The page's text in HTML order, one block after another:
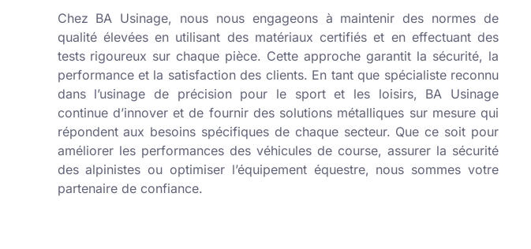
Chez BA Usinage, nous nous engageons à maintenir des normes de
qualité élevées en utilisant des matériaux certifiés et en effectuant des
tests rigoureux sur chaque pièce. Cette approche garantit la sécurité, la
performance et la satisfaction des clients. En tant que spécialiste reconnu
dans l’usinage de précision pour le sport et les loisirs, BA Usinage
continue d’innover et de fournir des solutions métalliques sur mesure qui
répondent aux besoins spécifiques de chaque secteur. Que ce soit pour
améliorer les performances des véhicules de course, assurer la sécurité
des alpinistes ou optimiser l’équipement équestre, nous sommes votre
partenaire de confiance.